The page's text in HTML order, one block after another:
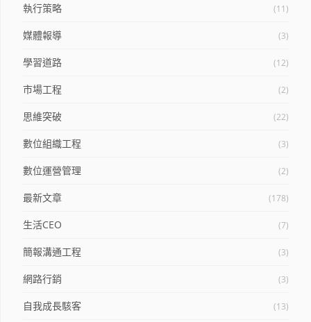
執行策略 (11)
媒體報導 (3)
學習道路 (12)
市場工程 (2)
思維突破 (22)
數位組織工程 (3)
數位運營管理 (2)
最新文章 (178)
生活CEO (7)
簡報溝通工程 (3)
網路行銷 (3)
自我成長駭客 (13)